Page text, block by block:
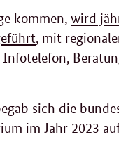
kommen, wird
, mit
sich die
im Jahr 2023